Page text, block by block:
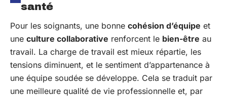
santé
Pour les soignants, une bonne cohésion d’équipe et
une culture collaborative renforcent le bien-être au
travail. La charge de travail est mieux répartie, les
tensions diminuent, et le sentiment d’appartenance à
une équipe soudée se développe. Cela se traduit par
une meilleure qualité de vie professionnelle et, par